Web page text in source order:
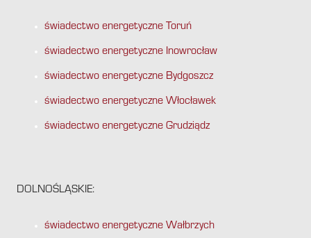
świadectwo energetyczne Toruń
świadectwo energetyczne Inowrocław
świadectwo energetyczne Bydgoszcz
świadectwo energetyczne Włocławek
świadectwo energetyczne Grudziądz
DOLNOŚLĄSKIE:
świadectwo energetyczne Wałbrzych